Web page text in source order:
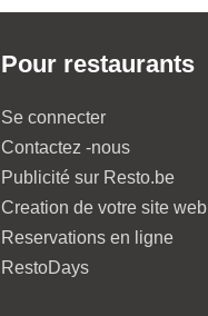
Pour restaurants
Se connecter
Contactez -nous
Publicité sur Resto.be
Creation de votre site web
Reservations en ligne
RestoDays